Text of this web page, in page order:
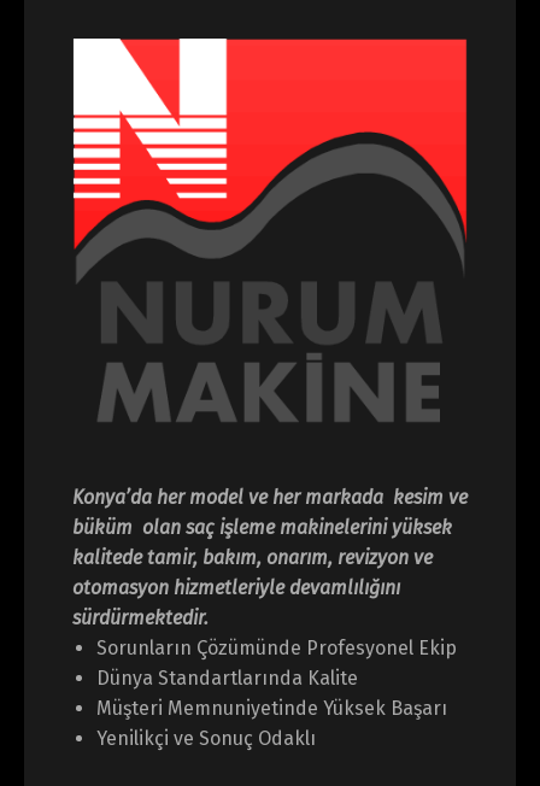
Konya’da her model ve her markada kesim ve
büküm olan saç işleme makinelerini yüksek
kalitede tamir, bakım, onarım, revizyon ve
otomasyon hizmetleriyle devamlılığını
sürdürmektedir.
Sorunların Çözümünde Profesyonel Ekip
Dünya Standartlarında Kalite
Müşteri Memnuniyetinde Yüksek Başarı
Yenilikçi ve Sonuç Odaklı